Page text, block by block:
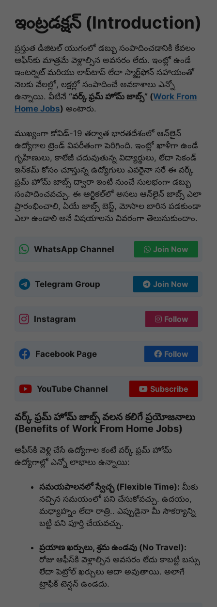
ఇంట్రడక్షన్ (Introduction)
ప్రస్తుత డిజిటల్ యుగంలో డబ్బు సంపాదించడానికి కేవలం
ఆఫీస్‌కు మాత్రమే వెళ్లాల్సిన అవసరం లేదు. ఇంట్లో ఉండే
ఇంటర్నెట్ మరియు లాప్‌టాప్ లేదా స్మార్ట్‌ఫోన్ సహాయంతో
నెలకు వేలల్లో, లక్షల్లో సంపాదించే అవకాశాలు ఎన్నో
ఉన్నాయి. వీటినే “వర్క్ ఫ్రమ్ హోమ్ జాబ్స్” (Work From
Home Jobs) అంటారు.
ముఖ్యంగా కోవిడ్-19 తర్వాత భారతదేశంలో ఆన్‌లైన్
ఉద్యోగాల ట్రెండ్ విపరీతంగా పెరిగింది. ఇంట్లో ఖాళీగా ఉండే
గృహిణులు, కాలేజీ చదువుతున్న విద్యార్థులు, లేదా సెకండ్
ఇన్‌కమ్ కోసం చూస్తున్న ఉద్యోగులు ఎవరైనా సరే ఈ వర్క్
ఫ్రమ్ హోమ్ జాబ్స్ ద్వారా ఇంటి నుంచే సులభంగా డబ్బు
సంపాదించవచ్చు. ఈ ఆర్టికల్‌లో అసలు ఆన్‌లైన్ జాబ్స్ ఎలా
ప్రారంభించాలి, ఏయే జాబ్స్ బెస్ట్, మోసాల బారిన పడకుండా
ఎలా ఉండాలి అనే విషయాలను వివరంగా తెలుసుకుందాం.
WhatsApp Channel Join Now
Telegram Group Join Now
Instagram Follow
Facebook Page Follow
YouTube Channel Subscribe
వర్క్ ఫ్రమ్ హోమ్ జాబ్స్ వలన కలిగే ప్రయోజనాలు
(Benefits of Work From Home Jobs)
ఆఫీస్‌కి వెళ్లి చేసే ఉద్యోగాల కంటే వర్క్ ఫ్రమ్ హోమ్
ఉద్యోగాల్లో ఎన్నో లాభాలు ఉన్నాయి:
సమయపాలనలో స్వేచ్ఛ (Flexible Time): మీకు
నచ్చిన సమయంలో పని చేసుకోవచ్చు. ఉదయం,
మధ్యాహ్నం లేదా రాత్రి.. ఎప్పుడైనా మీ సౌకర్యాన్ని
బట్టి పని పూర్తి చేయవచ్చు.
ప్రయాణ ఖర్చులు, శ్రమ ఉండవు (No Travel):
రోజు ఆఫీస్‌కి వెళ్లాల్సిన అవసరం లేదు కాబట్టి బస్సు
లేదా పెట్రోల్ ఖర్చులు ఆదా అవుతాయి. అలాగే
ట్రాఫిక్ టెన్షన్ ఉండదు.